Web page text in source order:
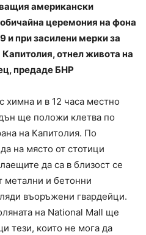
американски
церемония на фона
и при засилени мерки за
отнел живота на
предаде БНР
химна и в 12 часа местно
ще положи клетва по
на Капитолия. По
на място от стотици
да са в близост се
метални и бетонни
въоръжени гвардейци.
на National Mall ще
тези, които не мога да